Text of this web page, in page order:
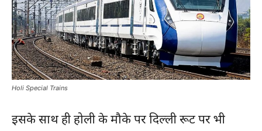
Holi Special Trains
इसके साथ ही होली के मौके पर दिल्ली रूट पर भी